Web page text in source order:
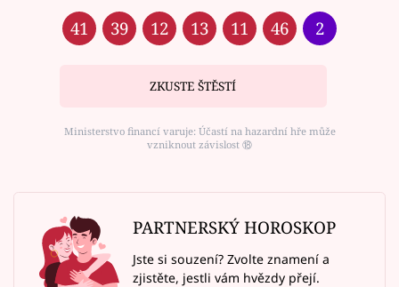
41 39 12 13 11 46 2
ZKUSTE ŠTĚSTÍ
Ministerstvo financí varuje: Účastí na hazardní hře může
vzniknout závislost ⑱
PARTNERSKÝ HOROSKOP
Jste si souzení? Zvolte znamení a
zjistěte, jestli vám hvězdy přejí.